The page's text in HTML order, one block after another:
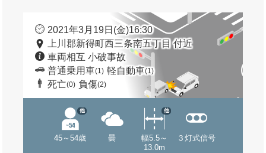
2021年3月19日(金)16:30
上川郡新得町西三条南五丁目 付近
車両相互 小破事故
普通乗用車(1) 軽自動車(1)
死亡(0) 負傷(2)
45～54歳
他
曇
幅5.5～
13.0m
他
３灯式信号